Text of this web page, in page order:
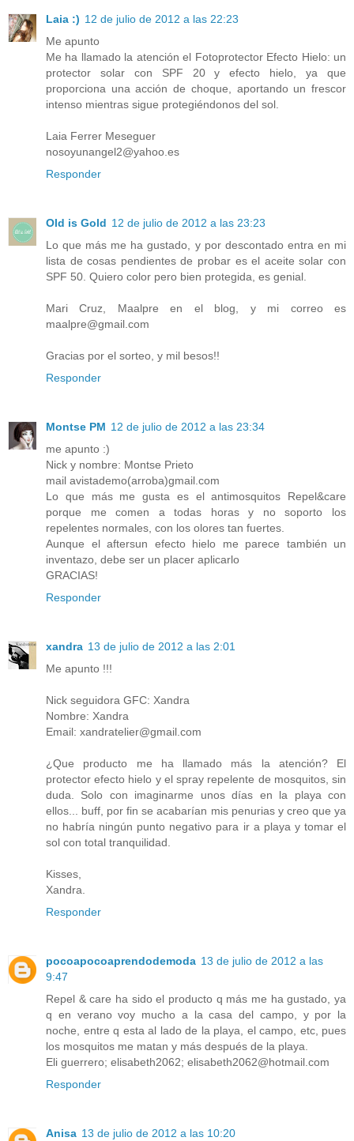
Laia :) 12 de julio de 2012 a las 22:23
Me apunto
Me ha llamado la atención el Fotoprotector Efecto Hielo: un
protector solar con SPF 20 y efecto hielo, ya que
proporciona una acción de choque, aportando un frescor
intenso mientras sigue protegiéndonos del sol.
Laia Ferrer Meseguer
nosoyunangel2@yahoo.es
Responder
Old is Gold 12 de julio de 2012 a las 23:23
Lo que más me ha gustado, y por descontado entra en mi
lista de cosas pendientes de probar es el aceite solar con
SPF 50. Quiero color pero bien protegida, es genial.
Mari Cruz, Maalpre en el blog, y mi correo es
maalpre@gmail.com
Gracias por el sorteo, y mil besos!!
Responder
Montse PM 12 de julio de 2012 a las 23:34
me apunto :)
Nick y nombre: Montse Prieto
mail avistademo(arroba)gmail.com
Lo que más me gusta es el antimosquitos Repel&care
porque me comen a todas horas y no soporto los
repelentes normales, con los olores tan fuertes.
Aunque el aftersun efecto hielo me parece también un
inventazo, debe ser un placer aplicarlo
GRACIAS!
Responder
xandra 13 de julio de 2012 a las 2:01
Me apunto !!!
Nick seguidora GFC: Xandra
Nombre: Xandra
Email: xandratelier@gmail.com
¿Que producto me ha llamado más la atención? El
protector efecto hielo y el spray repelente de mosquitos, sin
duda. Solo con imaginarme unos días en la playa con
ellos... buff, por fin se acabarían mis penurias y creo que ya
no habría ningún punto negativo para ir a playa y tomar el
sol con total tranquilidad.
Kisses,
Xandra.
Responder
pocoapocoaprendodemoda 13 de julio de 2012 a las
9:47
Repel & care ha sido el producto q más me ha gustado, ya
q en verano voy mucho a la casa del campo, y por la
noche, entre q esta al lado de la playa, el campo, etc, pues
los mosquitos me matan y más después de la playa.
Eli guerrero; elisabeth2062; elisabeth2062@hotmail.com
Responder
Anisa 13 de julio de 2012 a las 10:20